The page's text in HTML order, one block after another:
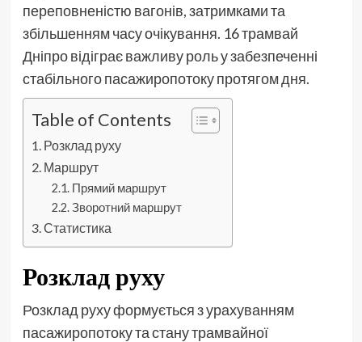
переповненістю вагонів, затримками та
збільшенням часу очікування. 16 трамвай
Дніпро відіграє важливу роль у забезпеченні
стабільного пасажиропотоку протягом дня.
Table of Contents
Розклад руху
Маршрут
Прямий маршрут
Зворотний маршрут
Статистика
Розклад руху
Розклад руху формується з урахуванням
пасажиропотоку та стану трамвайної